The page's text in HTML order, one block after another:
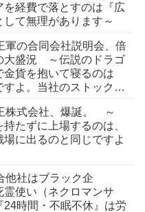
を経費で落とすのは『広
して無理があります～
の合同会社説明会、倍
大盛況 ～伝説のドラゴ
金貨を抱いて寝るのは
すよ。当社のストックオ
式会社、爆誕。 ～
持たずに上場するのは、
場に出るのと同じですよ
社はブラック企
使い（ネクロマンサ
24時間・不眠不休』は労